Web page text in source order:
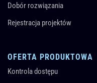
Dobór rozwiązania
Rejestracja projektów
OFERTA PRODUKTOWA
Kontrola dostępu